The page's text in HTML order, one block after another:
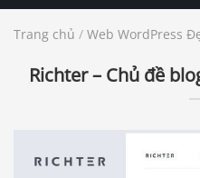
Trang chủ / Web WordPress
Richter – Chủ đề